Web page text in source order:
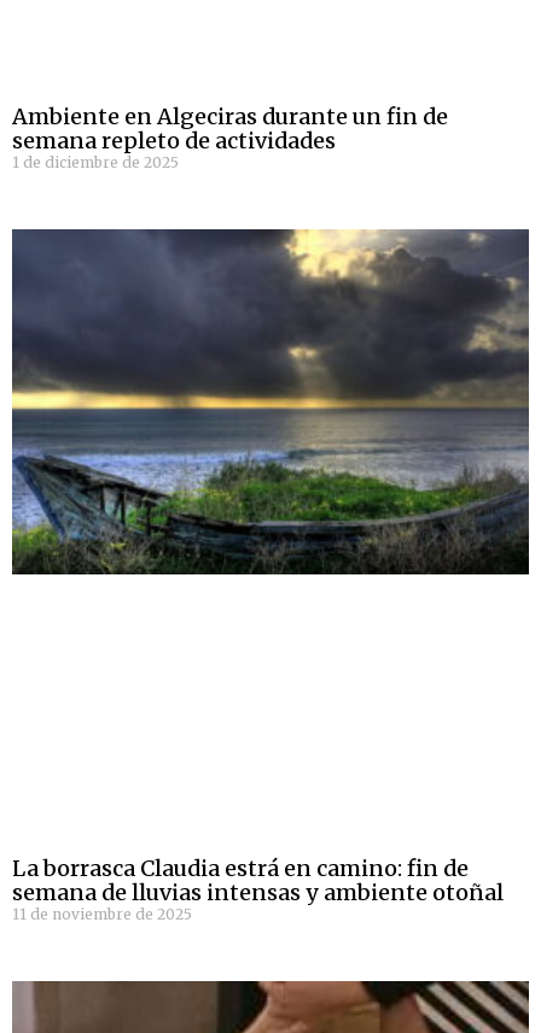
Ambiente en Algeciras durante un fin de
semana repleto de actividades
1 de diciembre de 2025
La borrasca Claudia estrá en camino: fin de
semana de lluvias intensas y ambiente otoñal
11 de noviembre de 2025